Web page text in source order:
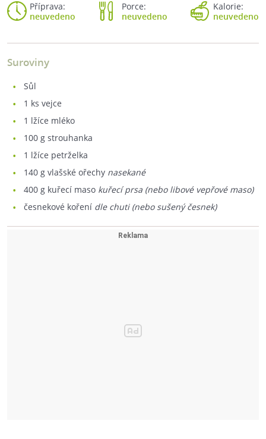
Příprava:
neuvedeno
Porce:
neuvedeno
Kalorie:
neuvedeno
Suroviny
sůl
1 ks vejce
1 lžíce mléko
100 g strouhanka
1 lžíce petrželka
140 g vlašské ořechy nasekané
400 g kuřecí maso kuřecí prsa (nebo libové vepřové maso)
česnekové koření dle chuti (nebo sušený česnek)